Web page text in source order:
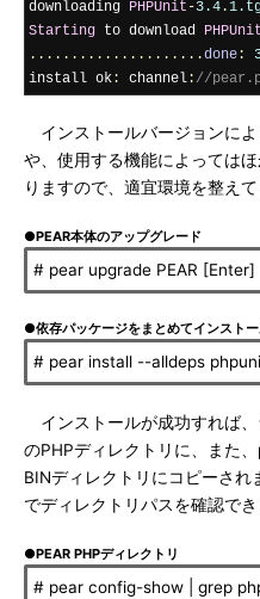
downloading PHPUnit -3.4 .
Starting to download PHPUnit
.....................done :
install ok : channel : //
インストールバージョンに
や、使用する機能によっては
りますので、適宜環境を整えて
●PEAR本体のアップグレード
# pear upgrade PEAR [Enter]
●依存パッケージをまとめてインスト
# pear install --alldeps
インストールが成功すれば、
のPHPディレクトリに、また
BINディレクトリにコピーされ
でディレクトリパスを確認でき
●PEAR PHPディレクトリ
# pear config-show | grep